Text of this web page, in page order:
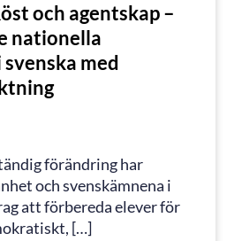
och agentskap –
nationella
med
förändring har
och svenskämnena i
att förbereda elever för
[…]